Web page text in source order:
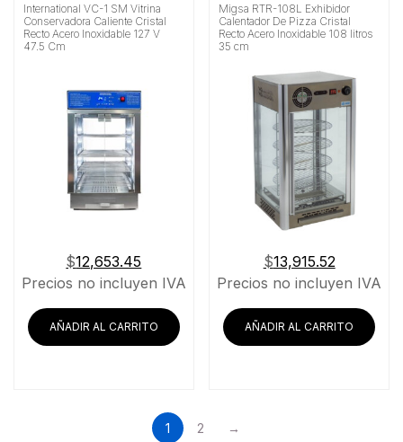
International VC-1 SM Vitrina
Conservadora Caliente Cristal
Recto Acero Inoxidable 127 V
47.5 Cm
$12,653.45
Precios no incluyen IVA
AÑADIR AL CARRITO
Migsa RTR-108L Exhibidor
Calentador De Pizza Cristal
Recto Acero Inoxidable 108 litros
35 cm
$13,915.52
Precios no incluyen IVA
AÑADIR AL CARRITO
1 2 →